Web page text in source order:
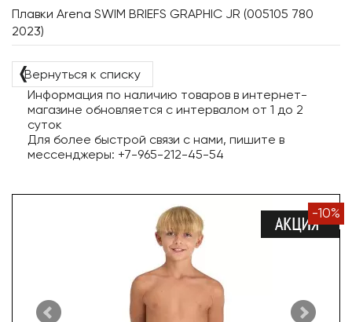
Плавки Arena SWIM BRIEFS GRAPHIC JR (005105 780
2023)
❬Вернуться к списку
Информация по наличию товаров в интернет-
магазине обновляется с интервалом от 1 до 2
суток
Для более быстрой связи с нами, пишите в
мессенджеры: +7-965-212-45-54
-10%